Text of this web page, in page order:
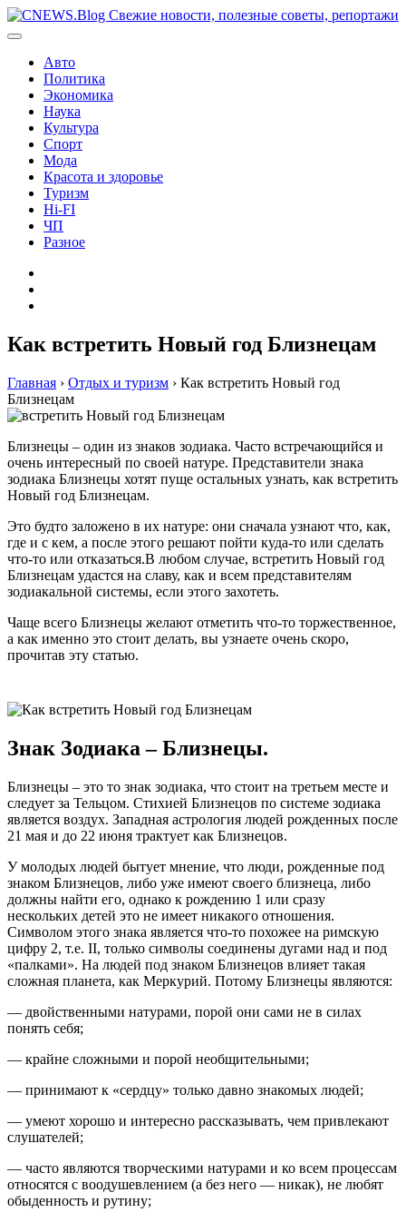
Перейти
к
Авто
Политика
Экономика
Наука
Культура
Спорт
Мода
Красота и здоровье
Туризм
Hi-FI
ЧП
Разное
Как встретить Новый год Близнецам
Главная › Отдых и туризм › Как встретить Новый год
Близнецам
Близнецы – один из знаков зодиака. Часто встречающийся и
очень интересный по своей натуре. Представители знака
зодиака Близнецы хотят пуще остальных узнать, как встретить
Новый год Близнецам.
Это будто заложено в их натуре: они сначала узнают что, как,
где и с кем, а после этого решают пойти куда-то или сделать
что-то или отказаться.В любом случае, встретить Новый год
Близнецам удастся на славу, как и всем представителям
зодиакальной системы, если этого захотеть.
Чаще всего Близнецы желают отметить что-то торжественное,
а как именно это стоит делать, вы узнаете очень скоро,
прочитав эту статью.
Знак Зодиака – Близнецы.
Близнецы – это то знак зодиака, что стоит на третьем месте и
следует за Тельцом. Стихией Близнецов по системе зодиака
является воздух. Западная астрология людей рожденных после
21 мая и до 22 июня трактует как Близнецов.
У молодых людей бытует мнение, что люди, рожденные под
знаком Близнецов, либо уже имеют своего близнеца, либо
должны найти его, однако к рождению 1 или сразу
нескольких детей это не имеет никакого отношения.
Символом этого знака является что-то похожее на римскую
цифру 2, т.е. II, только символы соединены дугами над и под
«палками». На людей под знаком Близнецов влияет такая
сложная планета, как Меркурий. Потому Близнецы являются:
— двойственными натурами, порой они сами не в силах
понять себя;
— крайне сложными и порой необщительными;
— принимают к «сердцу» только давно знакомых людей;
— умеют хорошо и интересно рассказывать, чем привлекают
слушателей;
— часто являются творческими натурами и ко всем процессам
относятся с воодушевлением (а без него — никак), не любят
обыденность и рутину;